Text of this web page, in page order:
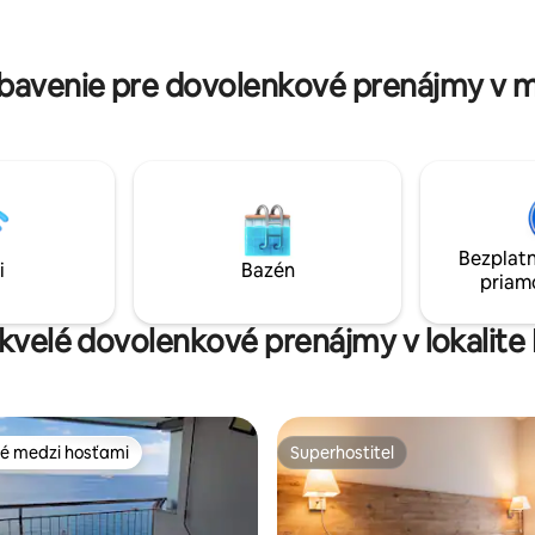
pre dovolenkové prenájmy v
Bazén
dovolenkové prenájmy v
medzi hosťami
medzi hosťami Superhostiteľ
Superhostiteľ